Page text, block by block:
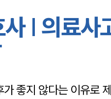
| 의료사
좋지 않다는 이유로